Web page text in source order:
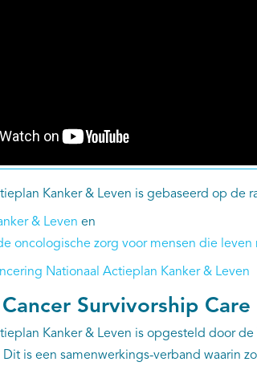
Kanker & Leven is gebaseerd op de
& Leven en
oncologische zorg voor mensen die leven
Nationaal Actieplan Kanker & Leven
Survivorship Care
Kanker & Leven is opgesteld door de
Dit is een samenwerkings-verband waarin